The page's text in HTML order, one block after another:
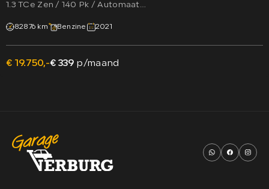
1.3 TCe Zen / 140 Pk / Automaat
82876 km Benzine 2021
€ 19.750,-€ 339 p/maand